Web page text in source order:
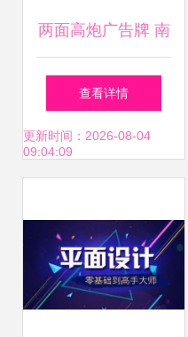
两面高炮广告牌 南
通金工户外高炮广
告制作的品质之道
查看详情
更新时间：2026-08-04
09:04:09